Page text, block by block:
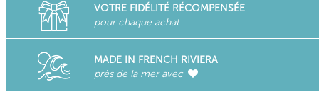
VOTRE FIDÉLITÉ RÉCOMPENSÉE
pour chaque achat
MADE IN FRENCH RIVIERA
près de la mer avec